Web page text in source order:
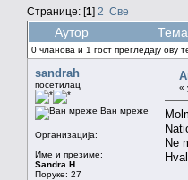
Странице: [1] 2 Све
Аутор
0 чланова и 1 гост прегледају ову
sandrah
посетилац
Ван мреже
Организација:
Име и презиме:
Sandra H.
Поруке: 27
«
Ne